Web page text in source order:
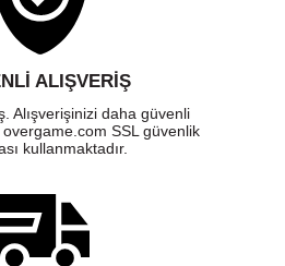
ALIŞVERIŞ
Alışverişinizi daha güvenli
SSL güvenlik
kullanmaktadır.